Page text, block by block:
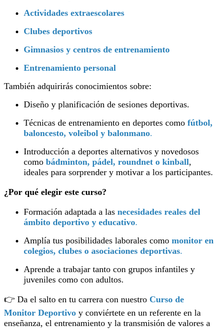
Actividades extraescolares
Clubes deportivos
Gimnasios y centros de entrenamiento
Entrenamiento personal
También adquirirás conocimientos sobre:
Diseño y planificación de sesiones deportivas.
Técnicas de entrenamiento en deportes como fútbol,
baloncesto, voleibol y balonmano.
Introducción a deportes alternativos y novedosos
como bádminton, pádel, roundnet o kinball,
ideales para sorprender y motivar a los participantes.
¿Por qué elegir este curso?
Formación adaptada a las necesidades reales del
ámbito deportivo y educativo.
Amplía tus posibilidades laborales como monitor en
colegios, clubes o asociaciones deportivas.
Aprende a trabajar tanto con grupos infantiles y
juveniles como con adultos.
👉 Da el salto en tu carrera con nuestro Curso de
Monitor Deportivo y conviértete en un referente en la
enseñanza, el entrenamiento y la transmisión de valores a